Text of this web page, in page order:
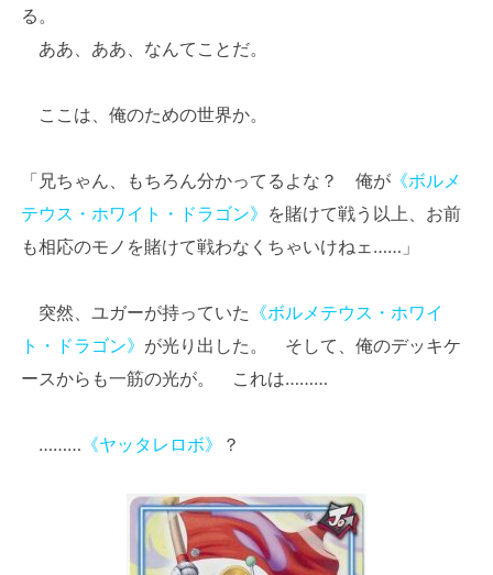
る。
ああ、ああ、なんてことだ。
ここは、俺のための世界か。
「兄ちゃん、もちろん分かってるよな？ 俺が 《ボルメ
テウス・ホワイト・ドラゴン》 を賭けて戦う以上、お前
も相応のモノを賭けて戦わなくちゃいけねェ……」
突然、ユガーが持っていた 《ボルメテウス・ホワイ
ト・ドラゴン》 が光り出した。 そして、俺のデッキケ
ースからも一筋の光が。 これは………
……… 《ヤッタレロボ》 ？